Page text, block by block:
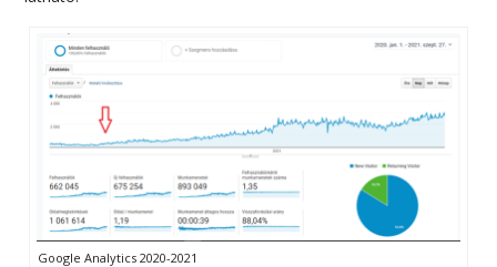
Google Analytics 2020-2021